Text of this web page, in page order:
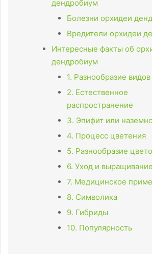
дендробиум
Болезни орхидеи
Вредители орхидеи
Интересные факты об
дендробиум
1. Разнообразие видов
2. Естественное
распространение
3. Эпифит или
4. Процесс цветения
5. Разнообразие
6. Уход и выращивание
7. Медицинское
8. Символика
9. Гибриды
10. Популярность